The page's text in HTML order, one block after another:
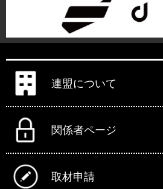
連盟について
関係者ページ
取材申請